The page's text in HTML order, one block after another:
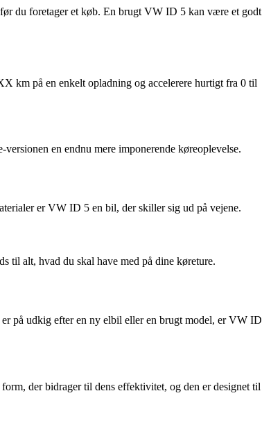
du foretager et køb. En brugt VW ID 5 kan være et godt
km på en enkelt opladning og accelerere hurtigt fra 0 til
en endnu mere imponerende køreoplevelse.
er VW ID 5 en bil, der skiller sig ud på vejene.
til alt, hvad du skal have med på dine køreture.
på udkig efter en ny elbil eller en brugt model, er VW ID
der bidrager til dens effektivitet, og den er designet til